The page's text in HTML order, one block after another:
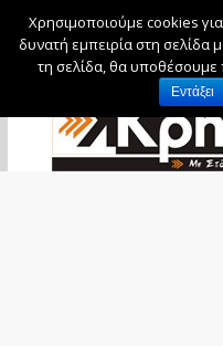
Σάββατο, 8
Χρησιμοποιούμε cookies
δυνατή εμπειρία στη σελίδα
τη σελίδα, θα υποθέσουμε
Εντάξει